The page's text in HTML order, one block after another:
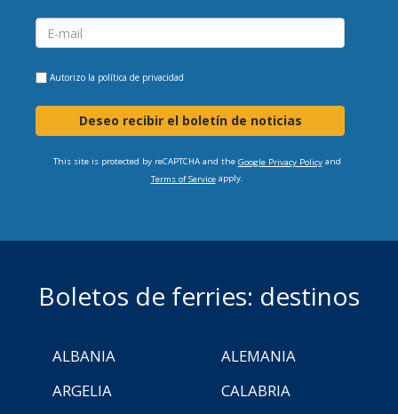
Autorizo la política de privacidad
Deseo recibir el boletín de noticias
This site is protected by reCAPTCHA and the Google Privacy Policyand
Terms of Serviceapply.
Boletos de ferries: destinos
ALBANIA
ALEMANIA
ARGELIA
CALABRIA